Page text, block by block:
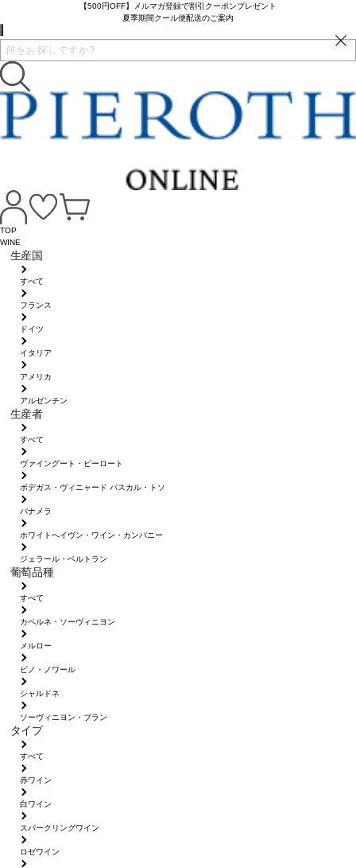
【500円OFF】メルマガ登録で割引クーポンプレゼント
夏季期間クール便配送のご案内
TOP
WINE
生産国
すべて
フランス
ドイツ
イタリア
アメリカ
アルゼンチン
生産者
すべて
ヴァイングート・ピーロート
ボデガス・ヴィニャード パスカル・トソ
パナメラ
ホワイトへイヴン・ワイン・カンパニー
ジェラール・ベルトラン
葡萄品種
すべて
カベルネ・ソーヴィニヨン
メルロー
ピノ・ノワール
シャルドネ
ソーヴィニヨン・ブラン
タイプ
すべて
赤ワイン
白ワイン
スパークリングワイン
ロゼワイン